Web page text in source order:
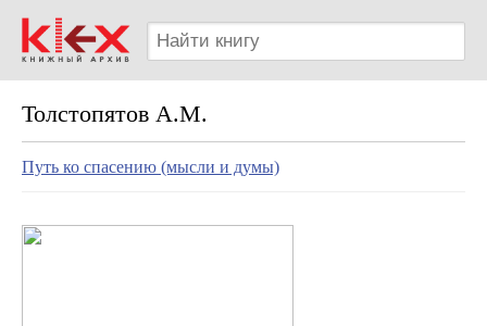
Толстопятов А.М.
Путь ко спасению (мысли и думы)